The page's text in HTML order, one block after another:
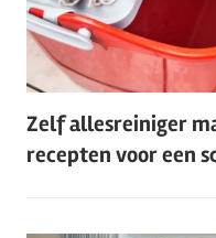
Zelf allesreiniger
recepten voor een